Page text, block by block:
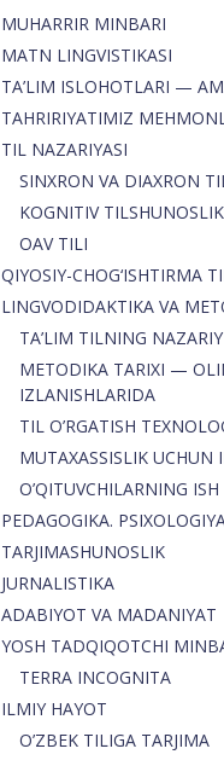
MUHARRIR MINBARI
MATN LINGVISTIKASI
TA’LIM ISLOHOTLARI —
TAHRIRIYATIMIZ
TIL NAZARIYASI
SINXRON VA DIAXRON
KOGNITIV TILSHUNOSLIK
OAV TILI
QIYOSIY-CHOG‘ISHTIRMA
LINGVODIDAKTIKA VA
TA’LIM TILNING NAZARIY
METODIKA TARIXI —
IZLANISHLARIDA
TIL O’RGATISH
MUTAXASSISLIK UCHUN
O’QITUVCHILARNING
PEDAGOGIKA.
TARJIMASHUNOSLIK
JURNALISTIKA
ADABIYOT VA MADANIYAT
YOSH TADQIQOTCHI
TERRA INCOGNITA
ILMIY HAYOT
O’ZBEK TILIGA TARJIMA